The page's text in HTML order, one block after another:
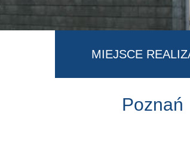
MIEJSCE
Poznań